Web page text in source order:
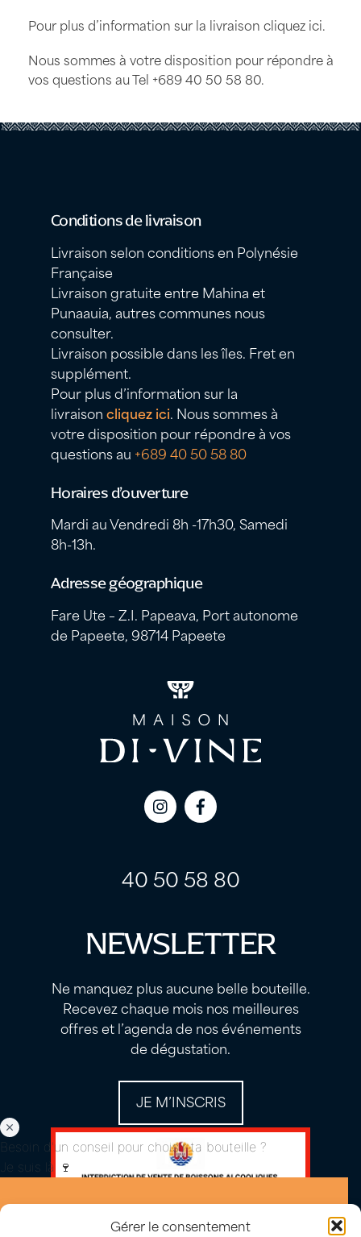
Gérer le consentement
Pour plus d’information sur la livraisoncliquez ici.
Nous sommes à votre disposition pour répondre à
vos questions au Tel +689 40 50 58 80.
Conditions de livraison
Livraison selon conditions en Polynésie
Française
Livraison gratuite entre Mahina et
Punaauia, autres communes nous
consulter.
Livraison possible dans les îles. Fret en
supplément.
Pour plus d’information sur la
livraisoncliquez ici. Nous sommes à
votre disposition pour répondre à vos
questions au +689 40 50 58 80
Horaires d’ouverture
Mardi au Vendredi 8h -17h30, Samedi
8h-13h.
Adresse géographique
Fare Ute – Z.I. Papeava, Port autonome
de Papeete, 98714 Papeete
Icon
Icon
40 50 58 80
NEWSLETTER
Ne manquez plus aucune belle bouteille.
Recevez chaque mois nos meilleures
offres et l’agenda de nos événements
de dégustation.
JE M’INSCRIS
Besoin d'un conseil pour choisir ta bouteille ?
Je suis là 🍷